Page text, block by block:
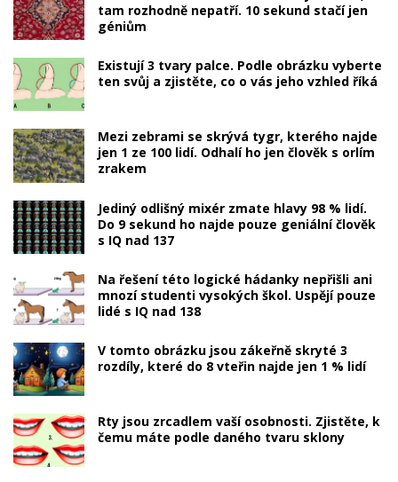
tam rozhodně nepatří. 10 sekund stačí jen
géniům
Existují 3 tvary palce. Podle obrázku vyberte
ten svůj a zjistěte, co o vás jeho vzhled říká
Mezi zebrami se skrývá tygr, kterého najde
jen 1 ze 100 lidí. Odhalí ho jen člověk s orlím
zrakem
Jediný odlišný mixér zmate hlavy 98 % lidí.
Do 9 sekund ho najde pouze geniální člověk
s IQ nad 137
Na řešení této logické hádanky nepřišli ani
mnozí studenti vysokých škol. Uspějí pouze
lidé s IQ nad 138
V tomto obrázku jsou zákeřně skryté 3
rozdíly, které do 8 vteřin najde jen 1 % lidí
Rty jsou zrcadlem vaší osobnosti. Zjistěte, k
čemu máte podle daného tvaru sklony